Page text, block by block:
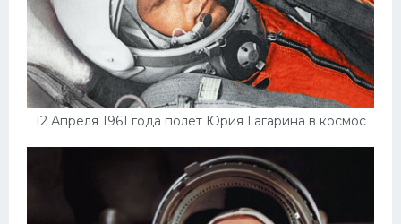
12 Апреля 1961 года полет Юрия Гагарина в космос
Ситроен
Субару
Опель
Подводные лодки
Митсубиси